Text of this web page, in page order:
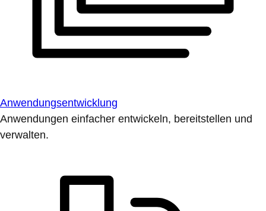
Anwendungsentwicklung
Anwendungen einfacher entwickeln, bereitstellen und
verwalten.